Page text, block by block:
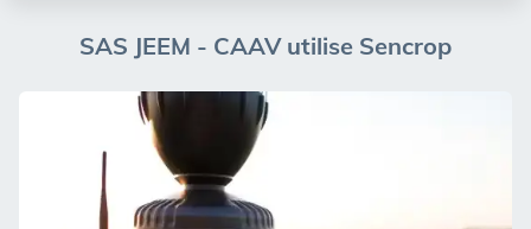
SAS JEEM - CAAV utilise Sencrop